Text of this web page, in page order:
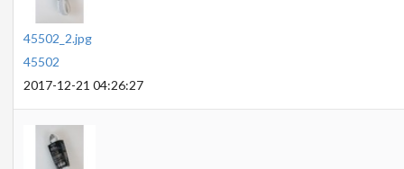
45502_2.jpg
45502
2017-12-21 04:26:27